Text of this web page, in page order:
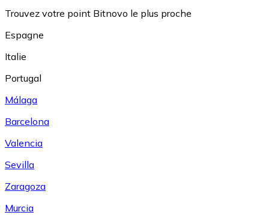
Trouvez votre point Bitnovo le plus proche
Espagne
Italie
Portugal
Málaga
Barcelona
Valencia
Sevilla
Zaragoza
Murcia